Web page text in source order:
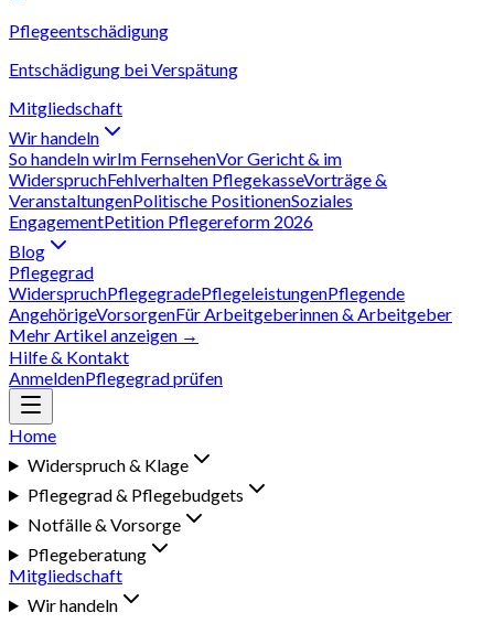
Pflegeentschädigung
Entschädigung bei Verspätung
Mitgliedschaft
Wir handeln
So handeln wirIm FernsehenVor Gericht & im
WiderspruchFehlverhalten PflegekasseVorträge &
VeranstaltungenPolitische PositionenSoziales
EngagementPetition Pflegereform 2026
Blog
Pflegegrad
WiderspruchPflegegradePflegeleistungenPflegende
AngehörigeVorsorgenFür Arbeitgeberinnen & Arbeitgeber
Mehr Artikel anzeigen →
Hilfe & Kontakt
AnmeldenPflegegrad prüfen
Home
Widerspruch & Klage
Pflegegrad & Pflegebudgets
Notfälle & Vorsorge
Pflegeberatung
Mitgliedschaft
Wir handeln